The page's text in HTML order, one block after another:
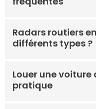
Radars routiers
différents types ?
Louer une voiture
pratique